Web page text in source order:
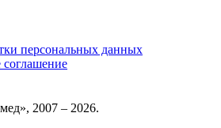
персональных данных
соглашение
2007 – 2026.